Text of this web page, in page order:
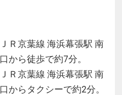
ＪＲ京葉線 海浜幕張駅 南
口から徒歩で約7分。
ＪＲ京葉線 海浜幕張駅 南
口からタクシーで約2分。